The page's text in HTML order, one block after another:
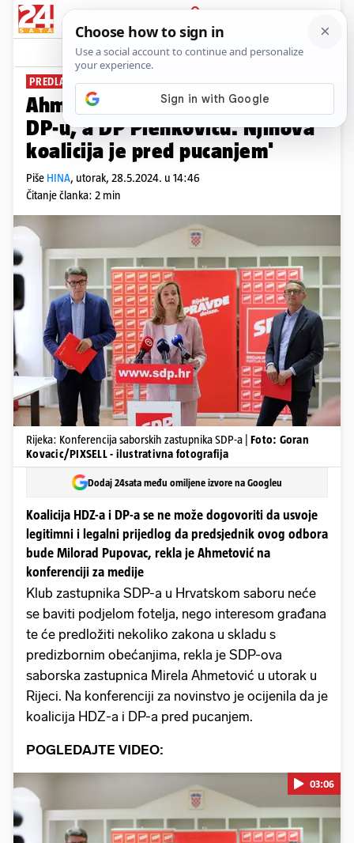
PRIJAVA
News Komentari
PREDLAŽU NEKOLIKO ZAKONA
Ahmetović: 'Plenković se inati
DP-u, a DP Plenkoviću. Njihova
koalicija je pred pucanjem'
Piše HINA, utorak, 28.5.2024. u 14:46
Čitanje članka: 2 min
Rijeka: Konferencija saborskih zastupnika SDP-a | Foto: Goran
Kovacic/PIXSELL - ilustrativna fotografija
Dodaj 24sata među omiljene izvore na Googleu
Koalicija HDZ-a i DP-a se ne može dogovoriti da usvoje
legitimni i legalni prijedlog da predsjednik ovog odbora
bude Milorad Pupovac, rekla je Ahmetović na
konferenciji za medije
Klub zastupnika SDP-a u Hrvatskom saboru neće
se baviti podjelom fotelja, nego interesom građana
te će predložiti nekoliko zakona u skladu s
predizbornim obećanjima, rekla je SDP-ova
saborska zastupnica Mirela Ahmetović u utorak u
Rijeci. Na konferenciji za novinstvo je ocijenila da je
koalicija HDZ-a i DP-a pred pucanjem.
POGLEDAJTE VIDEO:
03:06